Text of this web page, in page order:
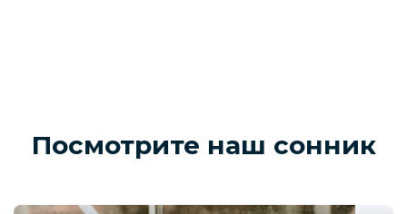
Посмотрите наш сонник